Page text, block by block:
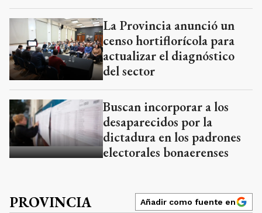
La Provincia anunció un
censo hortiflorícola para
actualizar el diagnóstico
del sector
Buscan incorporar a los
desaparecidos por la
dictadura en los padrones
electorales bonaerenses
PROVINCIA Añadir como fuente en